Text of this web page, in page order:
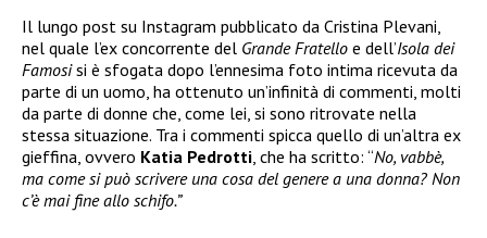
Il lungo post su Instagram pubblicato da Cristina Plevani,
nel quale l’ex concorrente del Grande Fratello e dell’Isola dei
Famosisi è sfogata dopo l’ennesima foto intima ricevuta da
parte di un uomo, ha ottenuto un’infinità di commenti, molti
da parte di donne che, come lei, si sono ritrovate nella
stessa situazione. Tra i commenti spicca quello di un’altra ex
gieffina, ovvero Katia Pedrotti, che ha scritto: “No, vabbè,
ma come si può scrivere una cosa del genere a una donna? Non
c’è mai fine allo schifo.”